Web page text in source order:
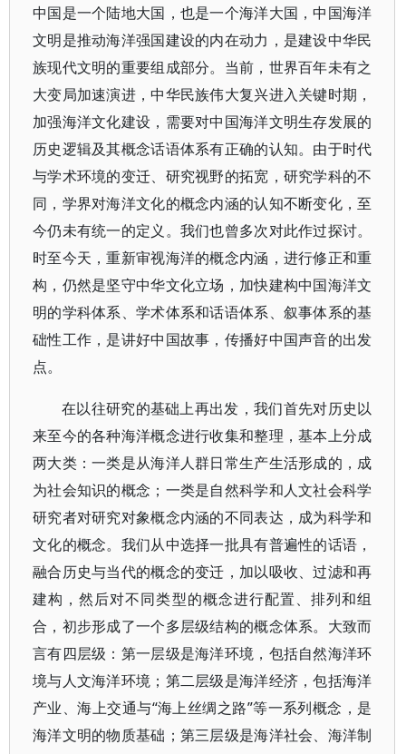
中国是一个陆地大国，也是一个海洋大国，中国海洋
文明是推动海洋强国建设的内在动力，是建设中华民
族现代文明的重要组成部分。当前，世界百年未有之
大变局加速演进，中华民族伟大复兴进入关键时期，
加强海洋文化建设，需要对中国海洋文明生存发展的
历史逻辑及其概念话语体系有正确的认知。由于时代
与学术环境的变迁、研究视野的拓宽，研究学科的不
同，学界对海洋文化的概念内涵的认知不断变化，至
今仍未有统一的定义。我们也曾多次对此作过探讨。
时至今天，重新审视海洋的概念内涵，进行修正和重
构，仍然是坚守中华文化立场，加快建构中国海洋文
明的学科体系、学术体系和话语体系、叙事体系的基
础性工作，是讲好中国故事，传播好中国声音的出发
点。
在以往研究的基础上再出发，我们首先对历史以
来至今的各种海洋概念进行收集和整理，基本上分成
两大类：一类是从海洋人群日常生产生活形成的，成
为社会知识的概念；一类是自然科学和人文社会科学
研究者对研究对象概念内涵的不同表达，成为科学和
文化的概念。我们从中选择一批具有普遍性的话语，
融合历史与当代的概念的变迁，加以吸收、过滤和再
建构，然后对不同类型的概念进行配置、排列和组
合，初步形成了一个多层级结构的概念体系。大致而
言有四层级：第一层级是海洋环境，包括自然海洋环
境与人文海洋环境；第二层级是海洋经济，包括海洋
产业、海上交通与“海上丝绸之路”等一系列概念，是
海洋文明的物质基础；第三层级是海洋社会、海洋制